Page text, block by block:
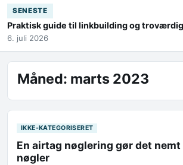
SENESTE
Praktisk guide til linkbuilding og
6. juli 2026
Måned: marts 2023
IKKE-KATEGORISERET
En airtag nøglering gør det
nøgler